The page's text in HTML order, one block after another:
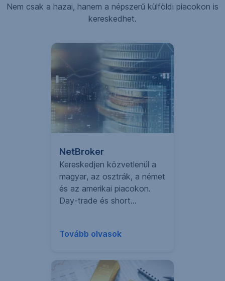
Nem csak a hazai, hanem a népszerű külföldi piacokon is
kereskedhet.
NetBroker
Kereskedjen közvetlenül a
magyar, az osztrák, a német
és az amerikai piacokon.
Day-trade és short
csökkenő árfolyamok
is kereskedhet, ha
magasabb kockázatot
Tovább olvasok